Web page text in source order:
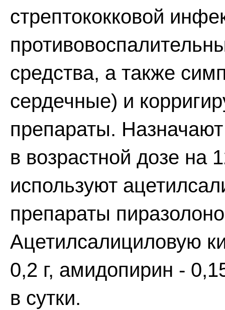
стрептококковой
средства, а также
сердечные) и
препараты.
в возрастной дозе на
используют
препараты
Ацетилсалициловую
0,2 г, амидопирин -
в сутки.